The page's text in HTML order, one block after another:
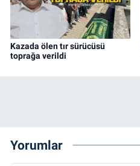
Kazada ölen tır sürücüsü
toprağa verildi
Yorumlar